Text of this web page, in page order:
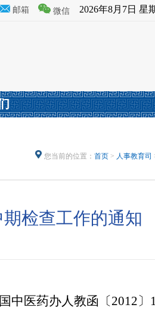
邮箱 微信 2026年8月7日 星
您当前的位置： 首页 > 人事教育司
检查工作的通知
中医药办人教函〔2012〕